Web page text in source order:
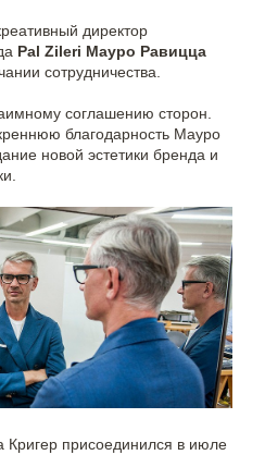
директор
Pal Zileri Мауро Равицца
сотрудничества.
соглашению сторон.
благодарность Мауро
новой эстетики бренда и
Кригер присоединился в июле